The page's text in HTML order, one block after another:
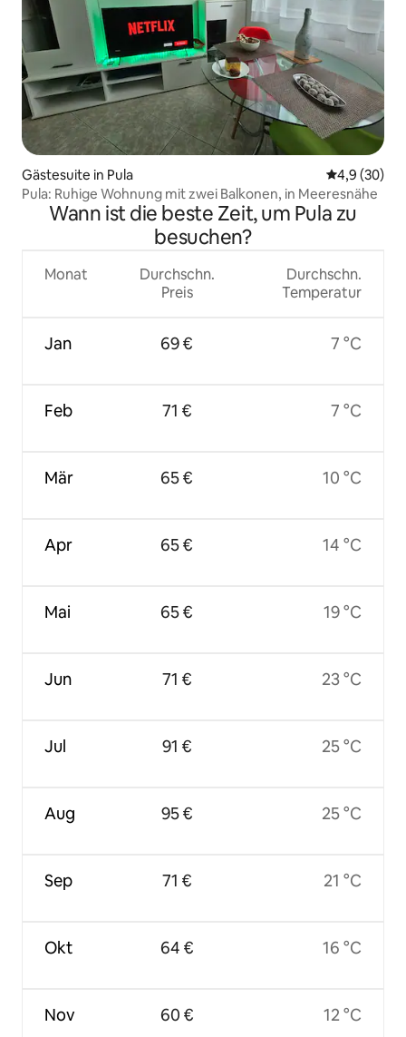
Gästesuite in Pula
4,9 (30)
Pula: Ruhige Wohnung mit zwei Balkonen, in Meeresnähe
Wann ist die beste Zeit, um Pula zu
besuchen?
Monat
Jan
Feb
Mär
Apr
Mai
Jun
Jul
Aug
Sep
Okt
Nov
Durchschn.
Preis
69 €
71 €
65 €
65 €
65 €
71 €
91 €
95 €
71 €
64 €
60 €
Durchschn.
Temperatur
7 °C
7 °C
10 °C
14 °C
19 °C
23 °C
25 °C
25 °C
21 °C
16 °C
12 °C